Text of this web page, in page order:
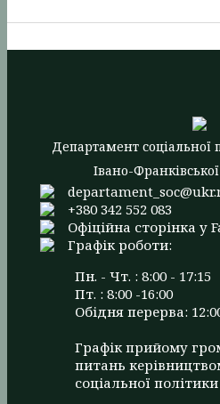
Департамент соціальної
Івано-
+380 342 552 083
Офіційна сторінка у
Графік роботи:
Пн. - Чт. : 8:00 - 17:15
Пт. : 8:00 -16:00
Обідня перерва:
Графік прийому
питань
соціальної